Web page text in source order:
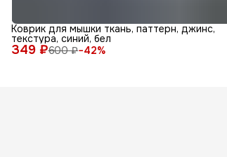
349 ₽600 ₽−42%
Коврик для мышки ткань, паттерн, джинс,
текстура, синий, бел